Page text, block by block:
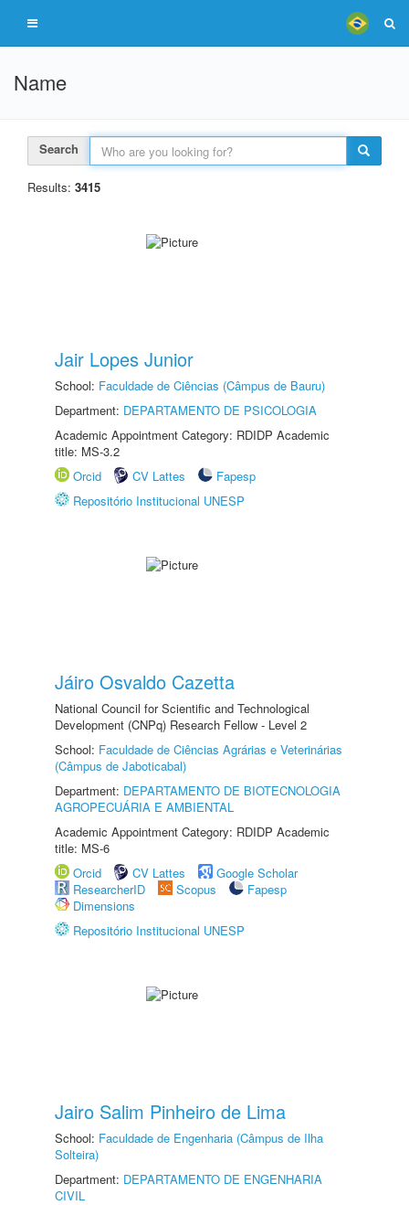
Name
Search
Results: 3415
Jair Lopes Junior
School: Faculdade de Ciências (Câmpus de Bauru)
Department: DEPARTAMENTO DE PSICOLOGIA
Academic Appointment Category: RDIDP Academic
title: MS-3.2
Orcid
CV Lattes
Fapesp
Repositório Institucional UNESP
Jáiro Osvaldo Cazetta
National Council for Scientific and Technological
Development (CNPq) Research Fellow - Level 2
School: Faculdade de Ciências Agrárias e Veterinárias
(Câmpus de Jaboticabal)
Department: DEPARTAMENTO DE BIOTECNOLOGIA
AGROPECUÁRIA E AMBIENTAL
Academic Appointment Category: RDIDP Academic
title: MS-6
Orcid
CV Lattes
Google Scholar
ResearcherID
Scopus
Fapesp
Dimensions
Repositório Institucional UNESP
Jairo Salim Pinheiro de Lima
School: Faculdade de Engenharia (Câmpus de Ilha
Solteira)
Department: DEPARTAMENTO DE ENGENHARIA
CIVIL